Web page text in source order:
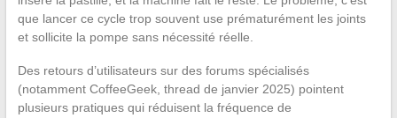
que lancer ce cycle trop souvent use prématurément les joints
et sollicite la pompe sans nécessité réelle.
Des retours d’utilisateurs sur des forums spécialisés
(notamment CoffeeGeek, thread de janvier 2025) pointent
plusieurs pratiques qui réduisent la fréquence de